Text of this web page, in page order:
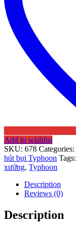
Add to wishlist
SKU: 678 Categories:
hút bụi Typhoon Tags:
xưởng, Typhoon
Description
Reviews (0)
Description